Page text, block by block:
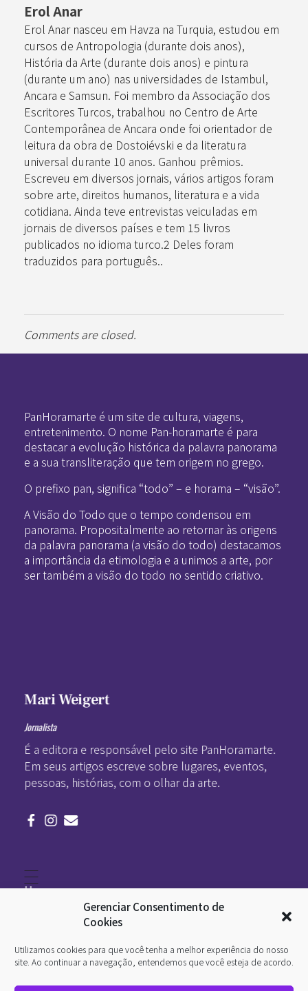
Gerenciar Consentimento de
Cookies
Utilizamos cookies para que você tenha a melhor experiência do nosso
site. Ao continuar a navegação, entendemos que você esteja de acordo.
Erol Anar
Erol Anar nasceu em Havza na Turquia, estudou em
cursos de Antropologia (durante dois anos),
História da Arte (durante dois anos) e pintura
(durante um ano) nas universidades de Istambul,
Ancara e Samsun. Foi membro da Associação dos
Escritores Turcos, trabalhou no Centro de Arte
Contemporânea de Ancara onde foi orientador de
leitura da obra de Dostoiévski e da literatura
universal durante 10 anos. Ganhou prêmios.
Escreveu em diversos jornais, vários artigos foram
sobre arte, direitos humanos, literatura e a vida
cotidiana. Ainda teve entrevistas veiculadas em
jornais de diversos países e tem 15 livros
publicados no idioma turco.2 Deles foram
traduzidos para português..
Comments are closed.
PanHoramarte é um site de cultura, viagens,
entretenimento. O nome Pan-horamarte é para
destacar a evolução histórica da palavra panorama
e a sua transliteração que tem origem no grego.
O prefixo pan, significa “todo” – e horama – “visão”.
A Visão do Todo que o tempo condensou em
panorama. Propositalmente ao retornar às origens
da palavra panorama (a visão do todo) destacamos
a importância da etimologia e a unimos a arte, por
ser também a visão do todo no sentido criativo.
Mari Weigert
Jornalista
É a editora e responsável pelo site PanHoramarte.
Em seus artigos escreve sobre lugares, eventos,
pessoas, histórias, com o olhar da arte.
Home
Arte
O que é arte
InternetArt
Quem somos